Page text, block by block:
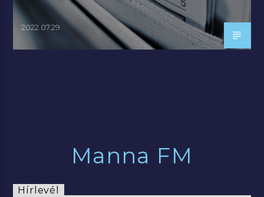
2022.07.29.
Manna FM
Hírlevél